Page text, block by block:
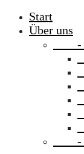
Start
Über uns
-
-